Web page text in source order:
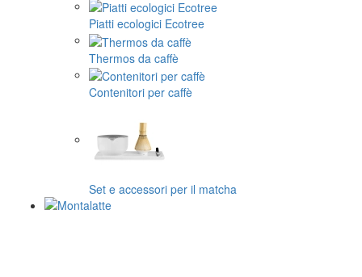
Piatti ecologici Ecotree
Thermos da caffè
Contenitori per caffè
Set e accessori per il matcha